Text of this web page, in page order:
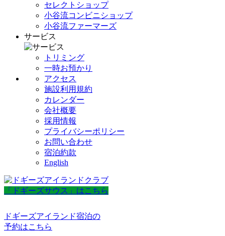
セレクトショップ
小谷流コンビニショップ
小谷流ファーマーズ
サービス
トリミング
一時お預かり
アクセス
施設利用規約
カレンダー
会社概要
採用情報
プライバシーポリシー
お問い合わせ
宿泊約款
English
「ドギーズサウス」はこちら
ドギーズアイランド宿泊の
予約はこちら